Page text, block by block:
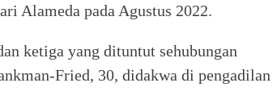
Alameda pada Agustus 2022.
ketiga yang dituntut sehubungan
Fried, 30, didakwa di pengadilan